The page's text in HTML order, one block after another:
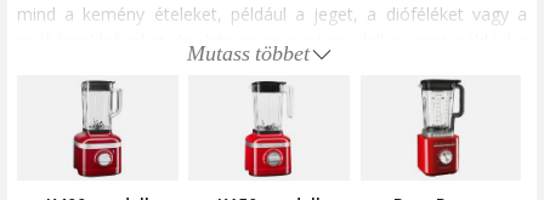
mind a kemény ételeket, például a jeget, a dióféléket vagy a
K400, erőteljes motorral, aszimmetrikus rozsdamentes acél
pengével és bordázott tartállyal rendelkeznek, amely biztosítja
az egyenletes keverést. Ebben a termékcsaládban minden
turmixgép az állandó eredmények elérésére lett tervezve, akár
turmixokat, leveseket vagy szószokat készít.
Mutass többet